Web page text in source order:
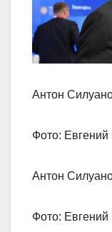
Антон
Фото:
Антон
Фото: